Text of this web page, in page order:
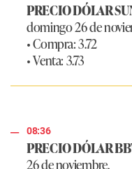
PRECIO DÓLAR
domingo 26 de
• Compra: 3.72
• Venta: 3.73
08:36
PRECIO DÓLAR
26 de noviembre.